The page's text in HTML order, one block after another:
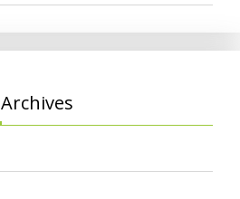
Archives